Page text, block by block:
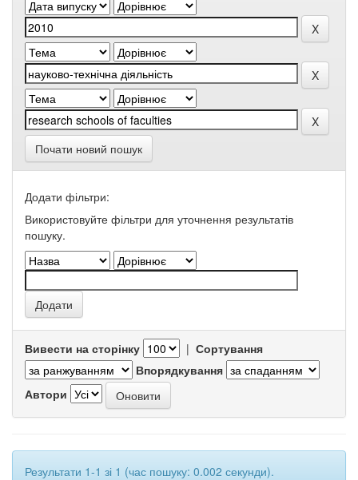
Почати новий пошук
Додати фільтри:
Використовуйте фільтри для уточнення результатів
пошуку.
Вивести на сторінку | Сортування
Впорядкування
Автори
Результати 1-1 зі 1 (час пошуку: 0.002 секунди).